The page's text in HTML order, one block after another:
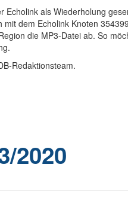
als Wiederholung
dem Echolink Knoten
die MP3-Datei ab. So
Redaktionsteam.
2020